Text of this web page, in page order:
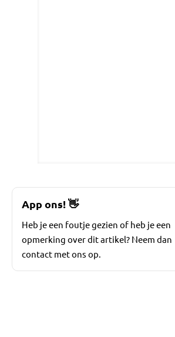
App ons!👋
Heb je een foutje gezien of heb je een
opmerking over dit artikel? Neem dan
contact met ons op.